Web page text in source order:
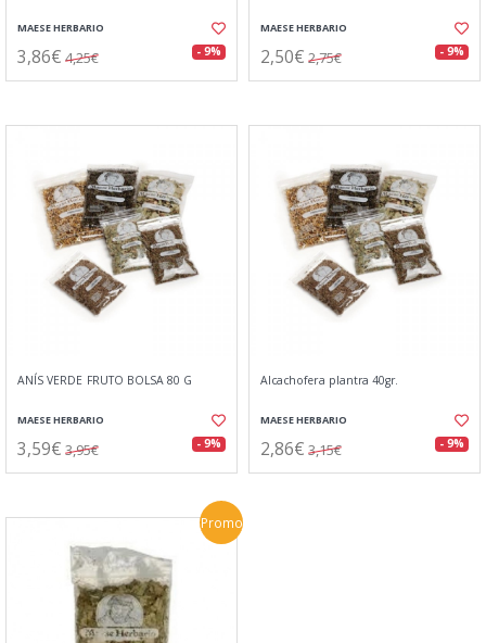
MAESE HERBARIO
3,86€ 4,25€ - 9%
MAESE HERBARIO
2,50€ 2,75€ - 9%
ANÍS VERDE FRUTO BOLSA 80 G
MAESE HERBARIO
3,59€ 3,95€ - 9%
Alcachofera plantra 40gr.
MAESE HERBARIO
2,86€ 3,15€ - 9%
Promo